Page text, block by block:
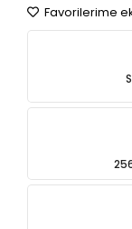
Favorilerime